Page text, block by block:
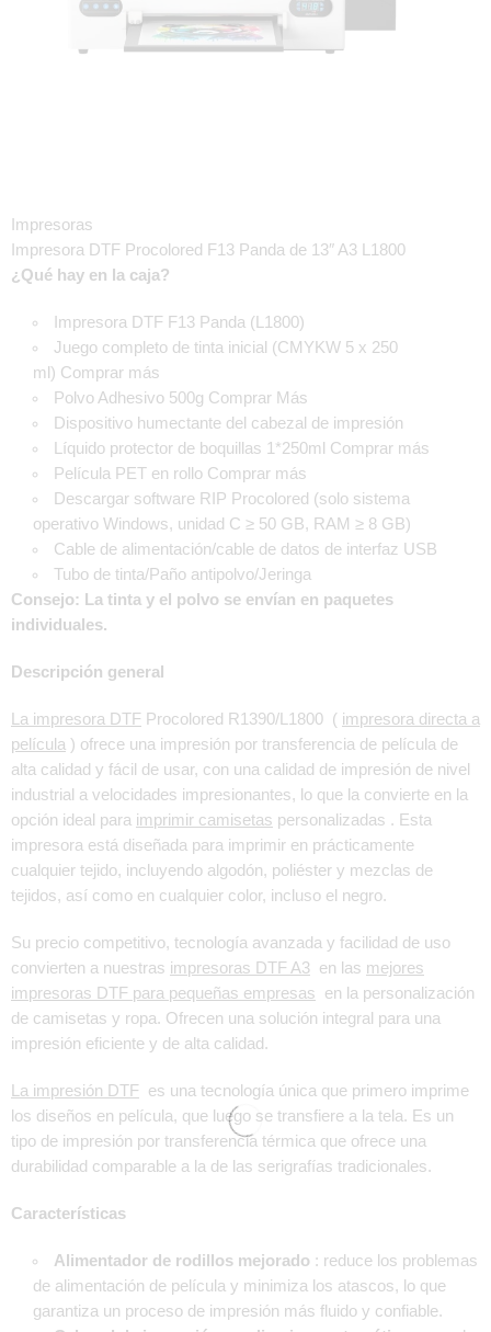
Impresoras
Impresora DTF Procolored F13 Panda de 13″ A3 L1800
¿Qué hay en la caja?
Impresora DTF F13 Panda (L1800)
Juego completo de tinta inicial (CMYKW 5 x 250
ml) Comprar más
Polvo Adhesivo 500g Comprar Más
Dispositivo humectante del cabezal de impresión
Líquido protector de boquillas 1*250ml Comprar más
Película PET en rollo Comprar más
Descargar software RIP Procolored (solo sistema
operativo Windows, unidad C ≥ 50 GB, RAM ≥ 8 GB)
Cable de alimentación/cable de datos de interfaz USB
Tubo de tinta/Paño antipolvo/Jeringa
Consejo: La tinta y el polvo se envían en paquetes
individuales.
Descripción general
La impresora DTF Procolored R1390/L1800 ( impresora directa a
película ) ofrece una impresión por transferencia de película de
alta calidad y fácil de usar, con una calidad de impresión de nivel
industrial a velocidades impresionantes, lo que la convierte en la
opción ideal para imprimir camisetas personalizadas . Esta
impresora está diseñada para imprimir en prácticamente
cualquier tejido, incluyendo algodón, poliéster y mezclas de
tejidos, así como en cualquier color, incluso el negro.
Su precio competitivo, tecnología avanzada y facilidad de uso
convierten a nuestras impresoras DTF A3 en las mejores
impresoras DTF para pequeñas empresas en la personalización
de camisetas y ropa. Ofrecen una solución integral para una
impresión eficiente y de alta calidad.
La impresión DTF es una tecnología única que primero imprime
los diseños en película, que luego se transfiere a la tela. Es un
tipo de impresión por transferencia térmica que ofrece una
durabilidad comparable a la de las serigrafías tradicionales.
Características
Alimentador de rodillos mejorado : reduce los problemas
de alimentación de película y minimiza los atascos, lo que
garantiza un proceso de impresión más fluido y confiable.